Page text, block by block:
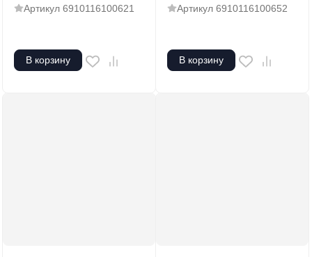
Артикул 6910116100621
В корзину
Артикул 6910116100652
В корзину